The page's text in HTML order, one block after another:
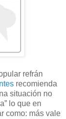
refrán
recomienda
situación no
lo que en
como: más vale